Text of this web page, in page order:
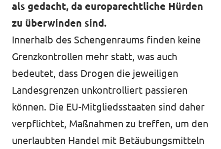
als gedacht, da europarechtliche Hürden
zu überwinden sind.
Innerhalb des Schengenraums finden keine
Grenzkontrollen mehr statt, was auch
bedeutet, dass Drogen die jeweiligen
Landesgrenzen unkontrolliert passieren
können. Die EU-Mitgliedsstaaten sind daher
verpflichtet, Maßnahmen zu treffen, um den
unerlaubten Handel mit Betäubungsmitteln